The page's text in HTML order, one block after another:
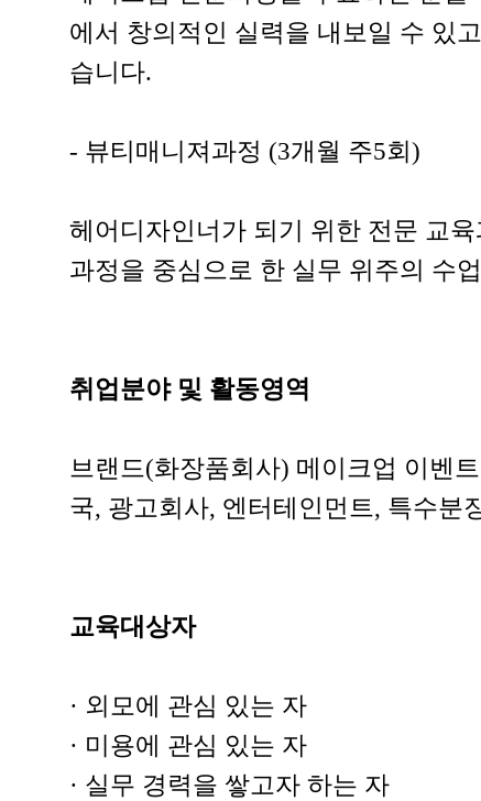
에서 창의적인 실력을 내보일 수 있
습니다.
- 뷰티매니져과정 (3개월 주5회)
헤어디자인너가 되기 위한 전문 교
과정을 중심으로 한 실무 위주의 수
취업분야 및 활동영역
브랜드(화장품회사) 메이크업 이벤
국, 광고회사, 엔터테인먼트, 특수분
교육대상자
· 외모에 관심 있는 자
· 미용에 관심 있는 자
· 실무 경력을 쌓고자 하는 자